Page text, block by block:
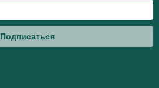
Подписаться